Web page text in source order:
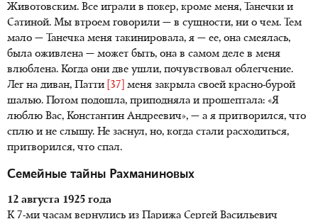
Животовским. Все играли в покер, кроме меня, Танечки и
Сатиной. Мы втроем говорили — в сущности, ни о чем. Тем
мало — Танечка меня такинировала, я — ее, она смеялась,
была оживлена — может быть, она в самом деле в меня
влюблена. Когда они две ушли, почувствовал облегчение.
Лег на диван, Патти [37]
меня закрыла своей красно-бурой
шалью. Потом подошла, приподняла и прошептала: «Я
люблю Вас, Константин Андреевич», — а я притворился, что
сплю и не слышу. Не заснул, но, когда стали расходиться,
притворился, что спал.
Семейные тайны Рахманиновых
12 августа 1925 года
К 7-ми часам вернулись из Парижа Сергей Васильевич